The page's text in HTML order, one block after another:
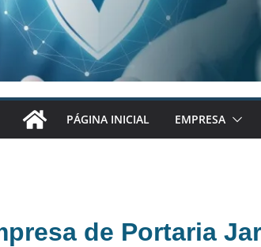
PÁGINA INICIAL EMPRESA
de Portaria